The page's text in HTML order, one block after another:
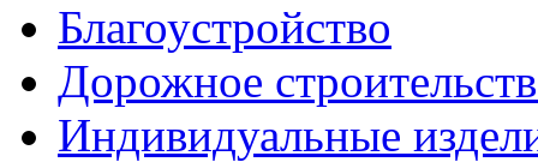
Благоустройство
Дорожное
Индивидуальные